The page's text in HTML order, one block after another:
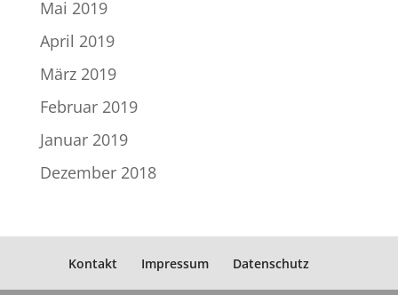
Mai 2019
April 2019
März 2019
Februar 2019
Januar 2019
Dezember 2018
Kontakt Impressum Datenschutz